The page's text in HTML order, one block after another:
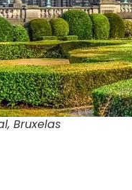
Bruxelas